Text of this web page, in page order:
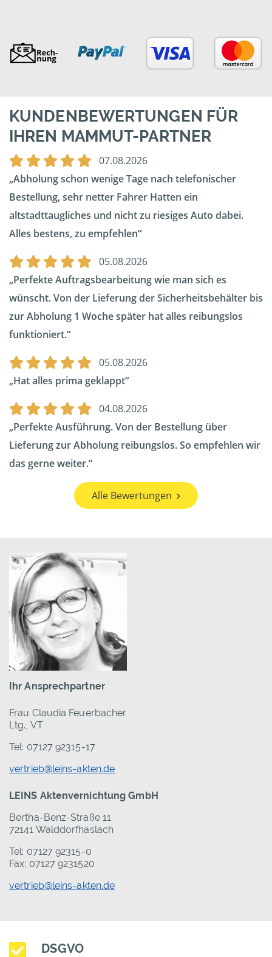
KUNDENBEWERTUNGEN FÜR
IHREN MAMMUT-PARTNER
07.08.2026
Abholung schon wenige Tage nach telefonischer
Bestellung, sehr netter Fahrer Hatten ein
altstadttaugliches und nicht zu riesiges Auto dabei.
Alles bestens, zu empfehlen
05.08.2026
Perfekte Auftragsbearbeitung wie man sich es
wünscht. Von der Lieferung der Sicherheitsbehälter bis
zur Abholung 1 Woche später hat alles reibungslos
funktioniert.
05.08.2026
Hat alles prima geklappt
04.08.2026
Perfekte Ausführung. Von der Bestellung über
Lieferung zur Abholung reibungslos. So empfehlen wir
das gerne weiter.
Alle Bewertungen
Ihr Ansprechpartner
Frau Claudia Feuerbacher
Ltg., VT
Tel: 07127 92315-17
vertrieb@leins-akten.de
LEINS Aktenvernichtung GmbH
Bertha-Benz-Straße 11
72141 Walddorfhäslach
Tel: 07127 92315-0
Fax: 07127 9231520
vertrieb@leins-akten.de
DSGVO